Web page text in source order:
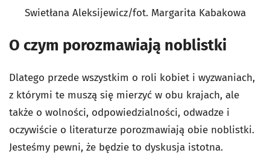
Swietłana Aleksijewicz/fot. Margarita Kabakowa
O czym porozmawiają noblistki
Dlatego przede wszystkim o roli kobiet i wyzwaniach,
z którymi te muszą się mierzyć w obu krajach, ale
także o wolności, odpowiedzialności, odwadze i
oczywiście o literaturze porozmawiają obie noblistki.
Jesteśmy pewni, że będzie to dyskusja istotna.